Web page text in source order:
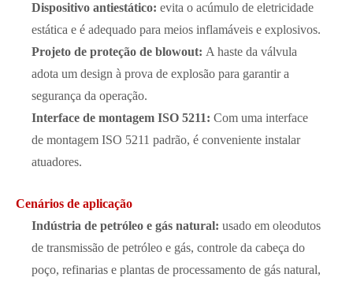
Dispositivo antiestático: evita o acúmulo de eletricidade
estática e é adequado para meios inflamáveis e explosivos.
Projeto de proteção de blowout: A haste da válvula
adota um design à prova de explosão para garantir a
segurança da operação.
Interface de montagem ISO 5211: Com uma interface
de montagem ISO 5211 padrão, é conveniente instalar
atuadores.
Cenários de aplicação
Indústria de petróleo e gás natural: usado em oleodutos
de transmissão de petróleo e gás, controle da cabeça do
poço, refinarias e plantas de processamento de gás natural,